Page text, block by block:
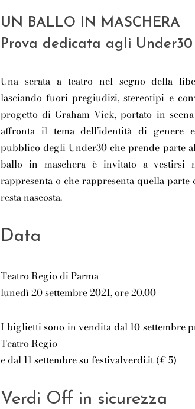
UN BALLO IN MASCHERA
Prova dedicata agli Under30
Una serata a teatro nel segno della
lasciando fuori pregiudizi, stereotipi e
progetto di Graham Vick, portato in
affronta il tema dell’identità di genere
pubblico degli Under30 che prende parte
ballo in maschera è invitato a
rappresenta o che rappresenta quella parte
resta nascosta.
Data
Teatro Regio di Parma
lunedì 20 settembre 2021, ore 20.00
I biglietti sono in vendita dal 10 settembre
Teatro Regio
e dal 11 settembre su festivalverdi.it (€ 5)
Verdi Off in sicurezza